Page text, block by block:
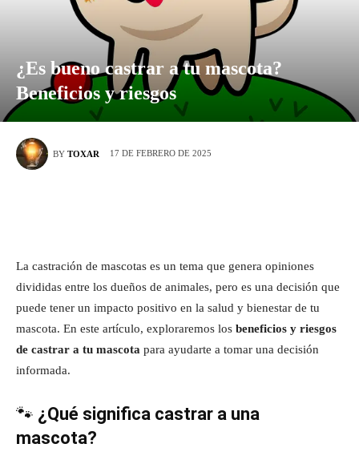
¿Es bueno castrar a tu mascota?
Beneficios y riesgos
BY TOXAR 17 DE FEBRERO DE 2025
La castración de mascotas es un tema que genera opiniones
divididas entre los dueños de animales, pero es una decisión que
puede tener un impacto positivo en la salud y bienestar de tu
mascota. En este artículo, exploraremos los beneficios y riesgos
de castrar a tu mascota para ayudarte a tomar una decisión
informada.
🐾 ¿Qué significa castrar a una
mascota?